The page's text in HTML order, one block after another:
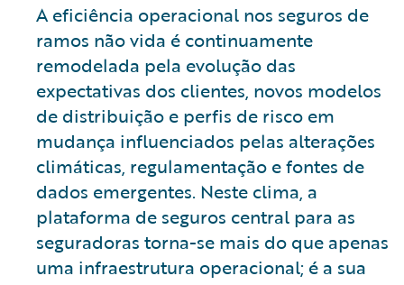
A eficiência operacional nos seguros de
ramos não vida é continuamente
remodelada pela evolução das
expectativas dos clientes, novos modelos
de distribuição e perfis de risco em
mudança influenciados pelas alterações
climáticas, regulamentação e fontes de
dados emergentes. Neste clima, a
plataforma de seguros central para as
seguradoras torna-se mais do que apenas
uma infraestrutura operacional; é a sua